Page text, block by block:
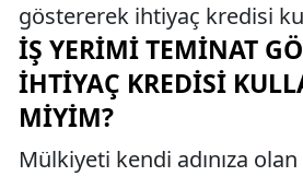
göstererek ihtiyaç kredisi
İŞ YERIMI TEMINAT
İHTIYAÇ KREDISI
MIYIM?
Mülkiyeti kendi adınıza